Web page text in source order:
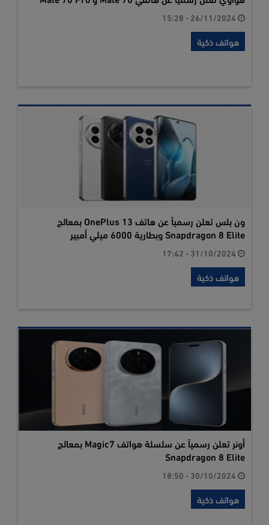
هواتف ذكية
ون بلس تعلن رسمياً عن هاتف OnePlus 13 بمعالج
Snapdragon 8 Elite وبطارية 6000 ميلي أمبير
هواتف ذكية
أونر تعلن رسمياً عن سلسلة هواتف Magic7 بمعالج
Snapdragon 8 Elite
هواتف ذكية